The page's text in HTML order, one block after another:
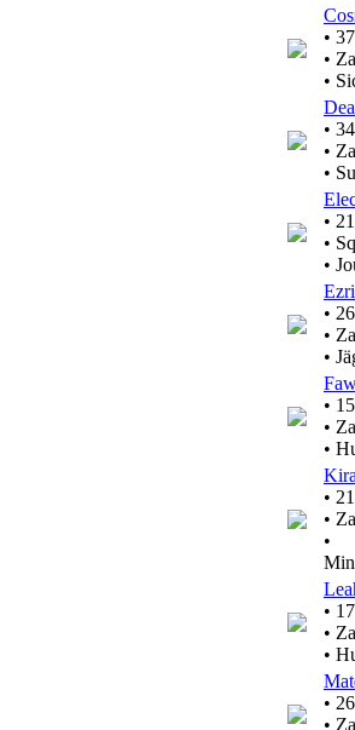
•
•
•
•
•
•
•
•
•
•
•
•
•
•
•
•
•
•
•
•
•
•
•